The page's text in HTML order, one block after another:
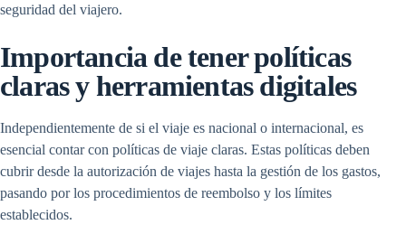
seguridad del viajero.
Importancia de tener políticas
claras y herramientas digitales
Independientemente de si el viaje es nacional o internacional, es
esencial contar con políticas de viaje claras. Estas políticas deben
cubrir desde la autorización de viajes hasta la gestión de los gastos,
pasando por los procedimientos de reembolso y los límites
establecidos.